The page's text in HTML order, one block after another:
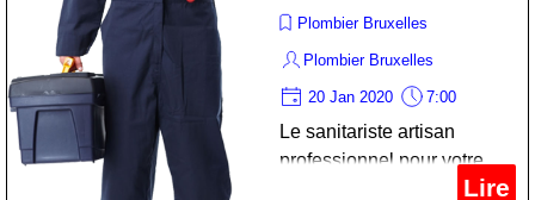
Plombier Bruxelles
Plombier Bruxelles
20 Jan 2020 7:00
Le sanitariste artisan
professionnel pour votre
remise en état réchaud de
Lire